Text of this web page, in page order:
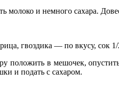
молоко и немного сахара.
гвоздика — по вкусу, сок
положить в мешочек,
и подать с сахаром.